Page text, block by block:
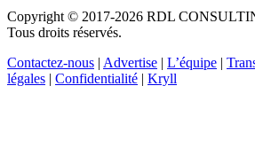
Copyright © 2017-2026 RDL
Tous droits réservés.
Contactez-nous | Advertise | L’équipe |
légales | Confidentialité | Kryll